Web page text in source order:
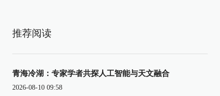
推荐阅读
青海冷湖：专家学者共探人工智能与天文融合
2026-08-10 09:58